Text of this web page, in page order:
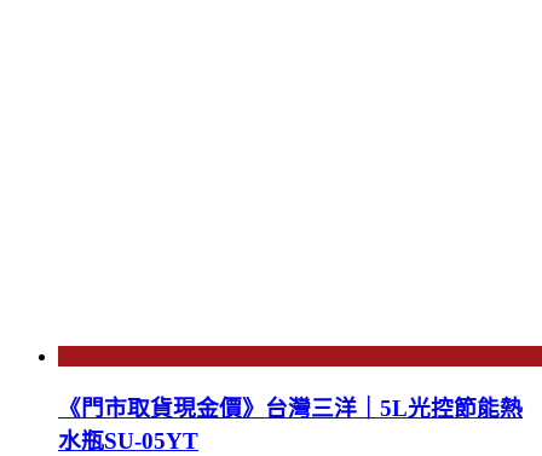
《門市取貨現金價》台灣三洋｜5L光控節能熱
水瓶SU-05YT